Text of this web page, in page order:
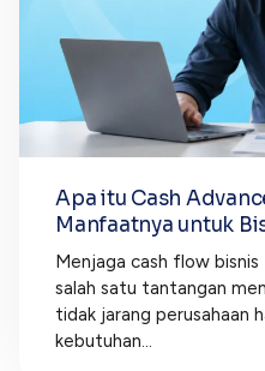
Apa itu Cash
Manfaatnya untuk
Menjaga cash flow
salah satu tantangan
tidak jarang perusahaan
kebutuhan...